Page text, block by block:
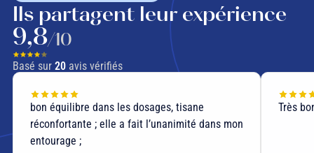
Ils partagent leur expérience
9,8/10
Basé sur 20avis vérifiés
bon équilibre dans les dosages, tisane
réconfortante ; elle a fait l’unanimité dans mon
entourage ;
Très